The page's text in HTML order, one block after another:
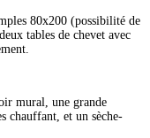
80x200 (possibilité de
tables de chevet avec
mural, une grande
chauffant, et un sèche-